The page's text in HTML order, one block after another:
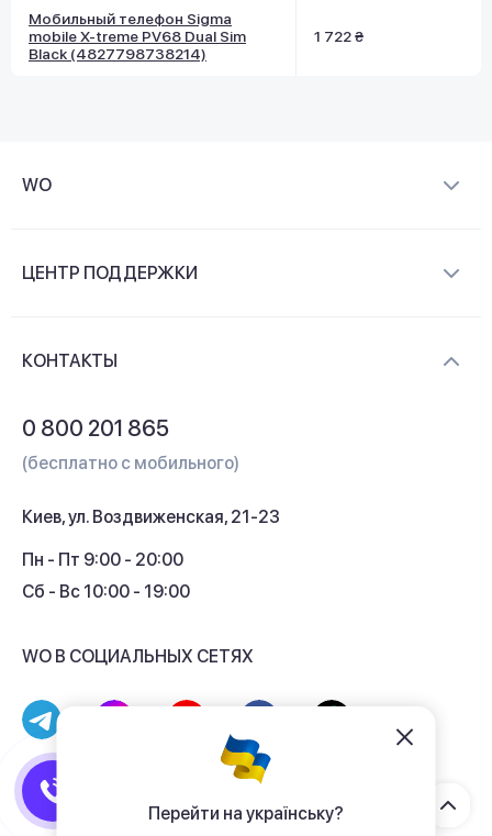
Перейти на українську?
Мобильный телефон Sigma
mobile X-treme PV68 Dual Sim
Black (4827798738214)
1 722 ₴
WO
Контакты
ЦЕНТР ПОДДЕРЖКИ
Кэшбек
КОНТАКТЫ
0 800 201 865
(бесплатно с мобильного)
Киев, ул. Воздвиженская, 21-23
Пн - Пт 9:00 - 20:00
Сб - Вс 10:00 - 19:00
WO В СОЦИАЛЬНЫХ СЕТЯХ
Договор публичной оферты
Политика конфиденциальности